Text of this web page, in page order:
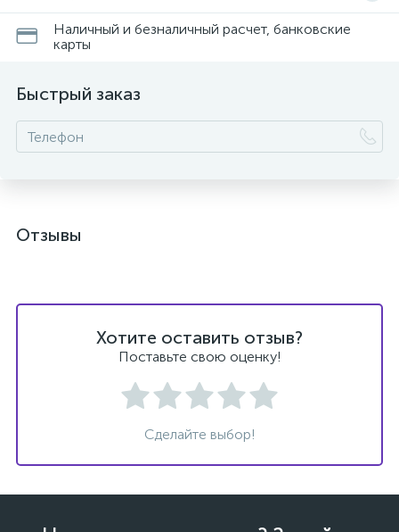
Наличный и безналичный расчет, банковские
карты
Быстрый заказ
Отзывы
Хотите оставить отзыв?
Поставьте свою оценку!
Сделайте выбор!